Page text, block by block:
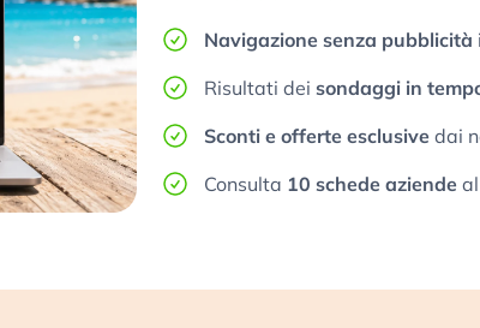
Navigazione senza pubblicità
Risultati dei sondaggi in
Sconti e offerte esclusive dai
Consulta 10 schede aziende